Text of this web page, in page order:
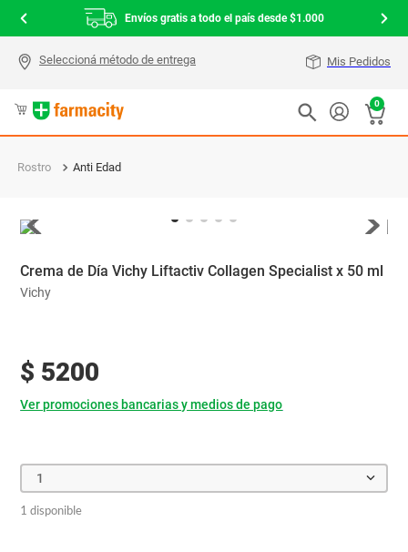
Envíos gratis a todo el país desde $1.000
Mis Pedidos
0
Rostro Anti Edad
Crema de Día Vichy Liftactiv Collagen Specialist x 50 ml
Vichy
$ 5200
Ver promociones bancarias y medios de pago
1
1 disponible